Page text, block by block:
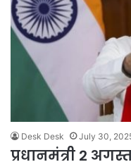
Desk Desk July 30,
प्रधानमंत्री 2